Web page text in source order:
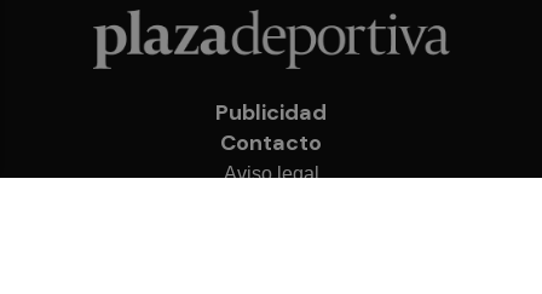
Publicidad
Contacto
Aviso legal